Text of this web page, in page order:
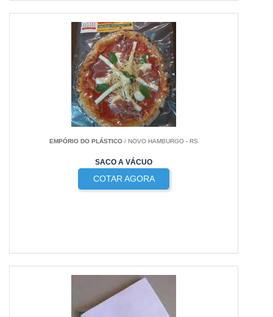
EMPÓRIO DO PLÁSTICO / NOVO HAMBURGO - RS
SACO A VÁCUO
COTAR AGORA